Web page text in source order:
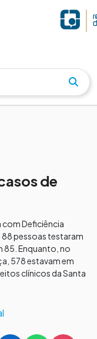
de
com Deficiência
pessoas testaram
85. Enquanto, no
578 estavam em
clínicos da Santa